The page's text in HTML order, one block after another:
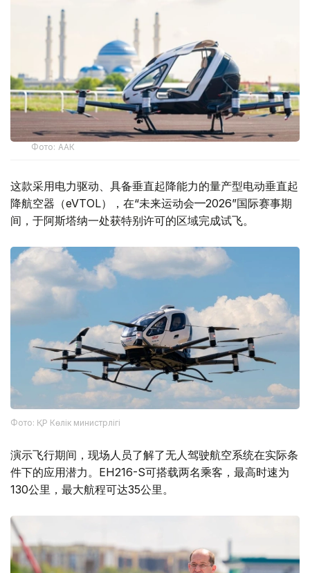
Фото: ААК
这款采用电力驱动、具备垂直起降能力的量产型电动垂直起
降航空器（eVTOL），在“未来运动会—2026”国际赛事期
间，于阿斯塔纳一处获特别许可的区域完成试飞。
Фото: ҚР Көлік министрлігі
演示飞行期间，现场人员了解了无人驾驶航空系统在实际条
件下的应用潜力。EH216-S可搭载两名乘客，最高时速为
130公里，最大航程可达35公里。